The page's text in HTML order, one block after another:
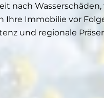
nach
Ihre Immobilie vor
und regionale